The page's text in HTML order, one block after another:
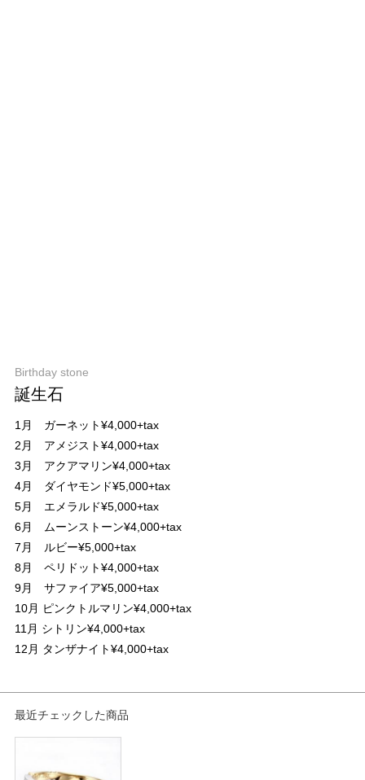
Birthday stone
誕生石
1月 ガーネット¥4,000+tax
2月 アメジスト¥4,000+tax
3月 アクアマリン¥4,000+tax
4月 ダイヤモンド¥5,000+tax
5月 エメラルド¥5,000+tax
6月 ムーンストーン¥4,000+tax
7月 ルビー¥5,000+tax
8月 ペリドット¥4,000+tax
9月 サファイア¥5,000+tax
10月 ピンクトルマリン¥4,000+tax
11月 シトリン¥4,000+tax
12月 タンザナイト¥4,000+tax
最近チェックした商品